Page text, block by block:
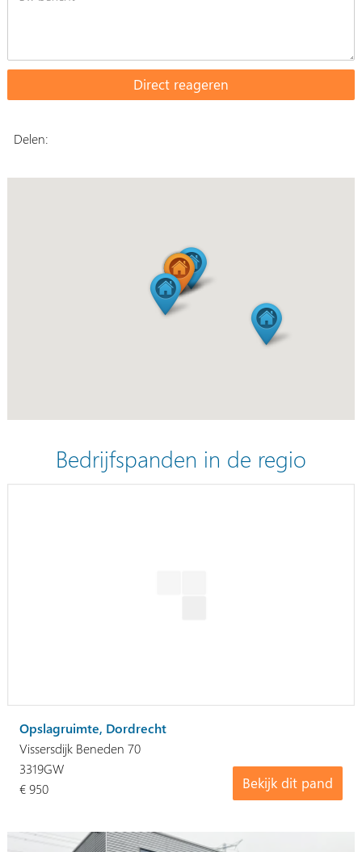
Delen:
Bedrijfspanden in de regio
Opslagruimte, Dordrecht
Vissersdijk Beneden 70
Bekijk dit pand
3319GW
€ 950